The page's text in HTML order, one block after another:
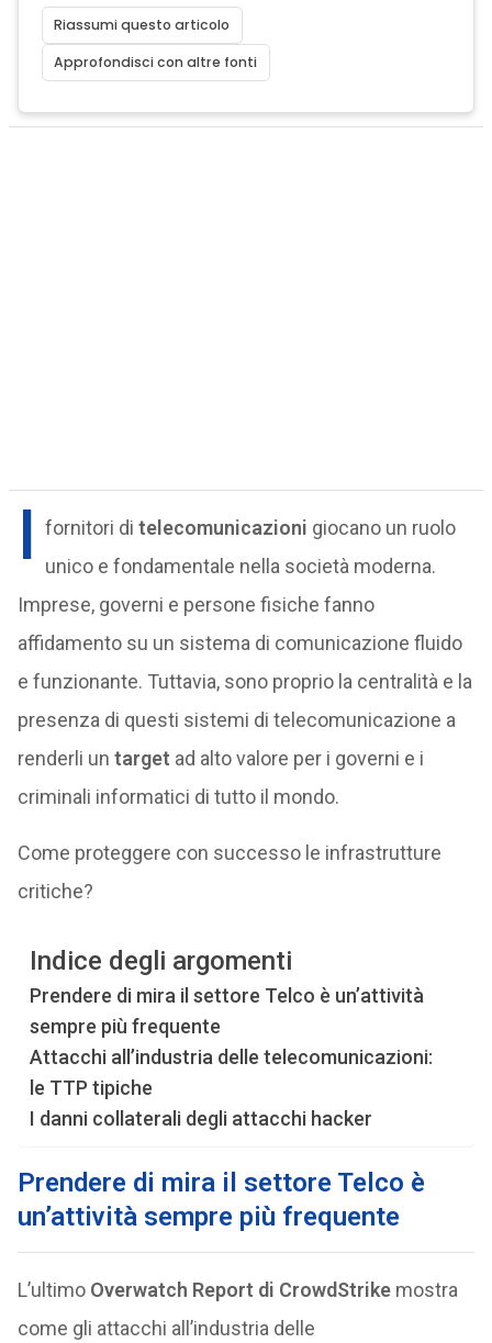
Riassumi questo articolo
Approfondisci con altre fonti
I fornitori di telecomunicazioni giocano un ruolo
unico e fondamentale nella società moderna.
Imprese, governi e persone fisiche fanno
affidamento su un sistema di comunicazione fluido
e funzionante. Tuttavia, sono proprio la centralità e la
presenza di questi sistemi di telecomunicazione a
renderli un target ad alto valore per i governi e i
criminali informatici di tutto il mondo.
Come proteggere con successo le infrastrutture
critiche?
Indice degli argomenti
Prendere di mira il settore Telco è un’attività
sempre più frequente
Attacchi all’industria delle telecomunicazioni:
le TTP tipiche
I danni collaterali degli attacchi hacker
Prendere di mira il settore Telco è
un’attività sempre più frequente
L’ultimo Overwatch Report di CrowdStrikemostra
come gli attacchi all’industria delle